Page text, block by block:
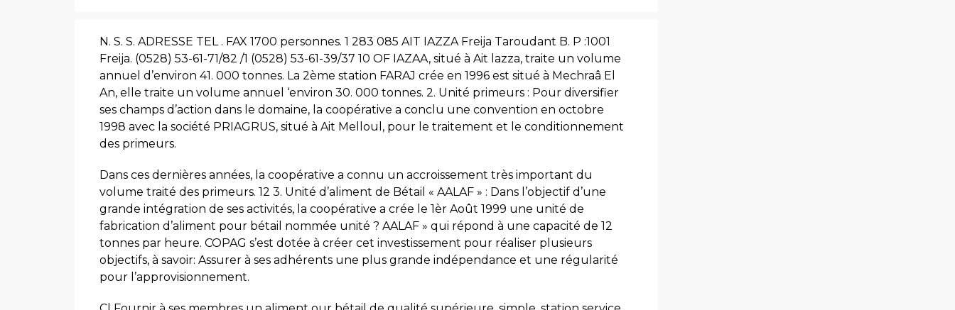
N. S. S. ADRESSE TEL . FAX 1700 personnes. 1 283 085 AIT IAZZA Freija Taroudant B. P :1001
Freija. (0528) 53-61-71/82 /1 (0528) 53-61-39/37 10 OF IAZAA, situé à Ait lazza, traite un volume
annuel d’environ 41. 000 tonnes. La 2ème station FARAJ crée en 1996 est situé à Mechraâ El
An, elle traite un volume annuel ‘environ 30. 000 tonnes. 2. Unité primeurs : Pour diversifier
ses champs d’action dans le domaine, la coopérative a conclu une convention en octobre
1998 avec la société PRIAGRUS, situé à Ait Melloul, pour le traitement et le conditionnement
des primeurs.
Dans ces dernières années, la coopérative a connu un accroissement très important du
volume traité des primeurs. 12 3. Unité d’aliment de Bétail « AALAF » : Dans l’objectif d’une
grande intégration de ses activités, la coopérative a crée le 1èr Août 1999 une unité de
fabrication d’aliment pour bétail nommée unité ? AALAF » qui répond à une capacité de 12
tonnes par heure. COPAG s’est dotée à créer cet investissement pour réaliser plusieurs
objectifs, à savoir: Assurer à ses adhérents une plus grande indépendance et une régularité
pour l’approvisionnement.